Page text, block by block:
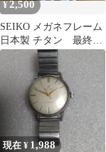
¥2,500
SEIKO メガネフレーム
日本製 チタン 最終値
引き
現在 ¥ 1,988